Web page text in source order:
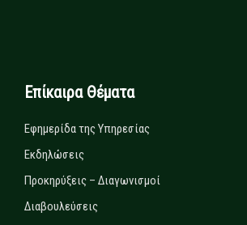
Επίκαιρα Θέματα
Εφημερίδα της Υπηρεσίας
Εκδηλώσεις
Προκηρύξεις – Διαγωνισμοί
Διαβουλεύσεις